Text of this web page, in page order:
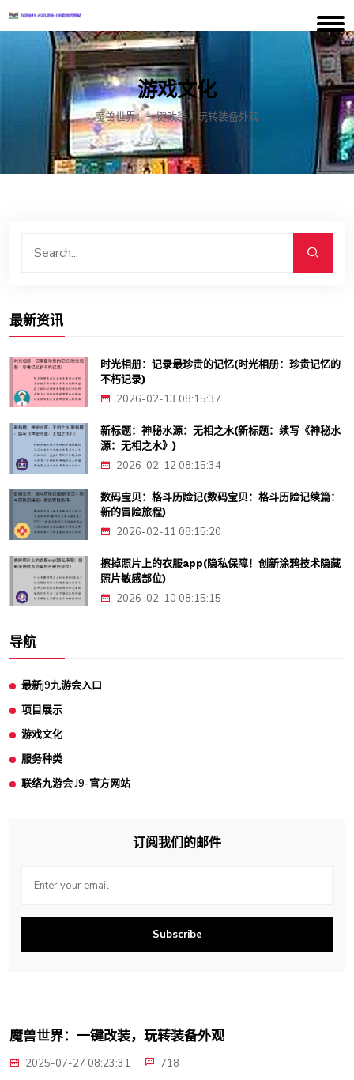
游戏文化
魔兽世界：一键改装，玩转装备外观
最新资讯
时光相册：记录最珍贵的记忆(时光相册：珍贵记忆的
不朽记录)
2026-02-13 08:15:37
新标题：神秘水源：无相之水(新标题：续写《神秘水
源：无相之水》)
2026-02-12 08:15:34
数码宝贝：格斗历险记(数码宝贝：格斗历险记续篇：
新的冒险旅程)
2026-02-11 08:15:20
擦掉照片上的衣服app(隐私保障！创新涂鸦技术隐藏
照片敏感部位)
2026-02-10 08:15:15
导航
最新j9九游会入口
项目展示
游戏文化
服务种类
联络九游会·J9-官方网站
订阅我们的邮件
Subscribe
魔兽世界：一键改装，玩转装备外观
2025-07-27 08:23:31 718